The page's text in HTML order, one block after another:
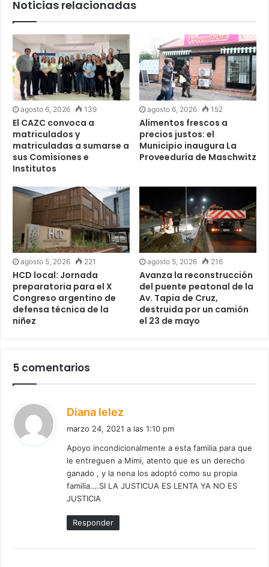
Noticias relacionadas
agosto 6, 2026 139
El CAZC convoca a
matriculados y
matriculadas a sumarse a
sus Comisiones e
Institutos
agosto 6, 2026 152
Alimentos frescos a
precios justos: el
Municipio inaugura La
Proveeduría de Maschwitz
agosto 5, 2026 221
HCD local: Jornada
preparatoria para el X
Congreso argentino de
defensa técnica de la
niñez
agosto 5, 2026 216
Avanza la reconstrucción
del puente peatonal de la
Av. Tapia de Cruz,
destruida por un camión
el 23 de mayo
5 comentarios
Diana lelez
e
:
marzo 24, 2021 a las 1:10 pm
Apoyo incondicionalmente a esta familia para que
le entreguen a Mimi, atento que es un derecho
ganado , y la nena los adoptó como su propia
familia….SI LA JUSTICUA ES LENTA YA NO ES
JUSTICIA
Responder